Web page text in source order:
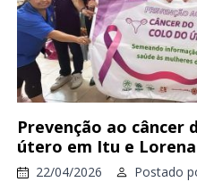
Prevenção ao câncer
útero em Itu e Lorena
22/04/2026 Postado